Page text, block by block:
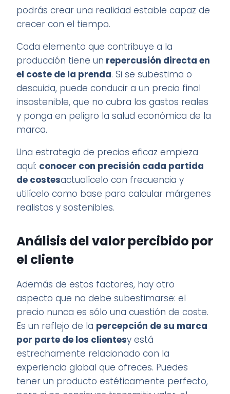
podrás crear una realidad estable capaz de
crecer con el tiempo.
Cada elemento que contribuye a la
producción tiene un repercusión directa en
el coste de la prenda. Si se subestima o
descuida, puede conducir a un precio final
insostenible, que no cubra los gastos reales
y ponga en peligro la salud económica de la
marca.
Una estrategia de precios eficaz empieza
aquí: conocer con precisión cada partida
de costesactualícelo con frecuencia y
utilícelo como base para calcular márgenes
realistas y sostenibles.
Análisis del valor percibido por
el cliente
Además de estos factores, hay otro
aspecto que no debe subestimarse: el
precio nunca es sólo una cuestión de coste.
Es un reflejo de la percepción de su marca
por parte de los clientesy está
estrechamente relacionado con la
experiencia global que ofreces. Puedes
tener un producto estéticamente perfecto,